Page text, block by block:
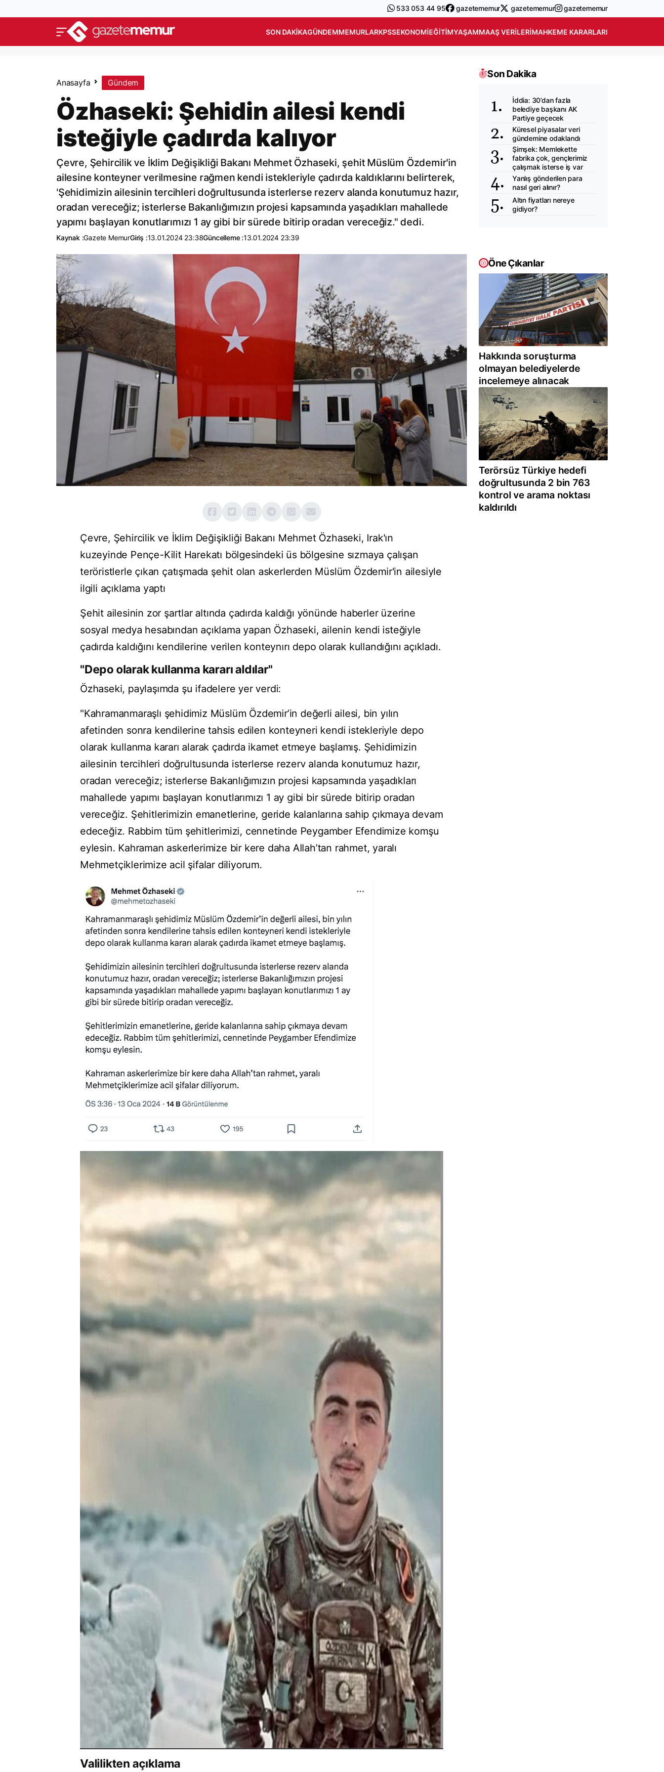
533 053 44 95 gazetememur gazetememur gazetememur
SON DAKIKAGÜNDEMMEMURLARKPSSEKONOMIEĞITIMYAŞAMMAAŞ VERILERIMAHKEME KARARLARI
Anasayfa Gündem
Özhaseki: Şehidin ailesi kendi
isteğiyle çadırda kalıyor
Çevre, Şehircilik ve İklim Değişikliği Bakanı Mehmet Özhaseki, şehit Müslüm Özdemir'in
ailesine konteyner verilmesine rağmen kendi istekleriyle çadırda kaldıklarını belirterek,
'Şehidimizin ailesinin tercihleri doğrultusunda isterlerse rezerv alanda konutumuz hazır,
oradan vereceğiz; isterlerse Bakanlığımızın projesi kapsamında yaşadıkları mahallede
yapımı başlayan konutlarımızı 1 ay gibi bir sürede bitirip oradan vereceğiz." dedi.
Kaynak :Gazete MemurGiriş :13.01.2024 23:38Güncelleme :13.01.2024 23:39
Çevre, Şehircilik ve İklim Değişikliği Bakanı Mehmet Özhaseki, Irak'ın
kuzeyinde Pençe-Kilit Harekatı bölgesindeki üs bölgesine sızmaya çalışan
teröristlerle çıkan çatışmada şehit olan askerlerden Müslüm Özdemir'in ailesiyle
ilgili açıklama yaptı
Şehit ailesinin zor şartlar altında çadırda kaldığı yönünde haberler üzerine
sosyal medya hesabından açıklama yapan Özhaseki, ailenin kendi isteğiyle
çadırda kaldığını kendilerine verilen konteynırı depo olarak kullandığını açıkladı.
"Depo olarak kullanma kararı aldılar"
Özhaseki, paylaşımda şu ifadelere yer verdi:
"Kahramanmaraşlı şehidimiz Müslüm Özdemir’in değerli ailesi, bin yılın
afetinden sonra kendilerine tahsis edilen konteyneri kendi istekleriyle depo
olarak kullanma kararı alarak çadırda ikamet etmeye başlamış. Şehidimizin
ailesinin tercihleri doğrultusunda isterlerse rezerv alanda konutumuz hazır,
oradan vereceğiz; isterlerse Bakanlığımızın projesi kapsamında yaşadıkları
mahallede yapımı başlayan konutlarımızı 1 ay gibi bir sürede bitirip oradan
vereceğiz. Şehitlerimizin emanetlerine, geride kalanlarına sahip çıkmaya devam
edeceğiz. Rabbim tüm şehitlerimizi, cennetinde Peygamber Efendimize komşu
eylesin. Kahraman askerlerimize bir kere daha Allah’tan rahmet, yaralı
Mehmetçiklerimize acil şifalar diliyorum.
Valilikten açıklama
Son Dakika
İddia: 30’dan fazla
belediye başkanı AK
Partiye geçecek
Küresel piyasalar veri
gündemine odaklandı
Şimşek: Memlekette
fabrika çok, gençlerimiz
çalışmak isterse iş var
Yanlış gönderilen para
nasıl geri alınır?
Altın fiyatları nereye
gidiyor?
Öne Çıkanlar
Hakkında soruşturma
olmayan belediyelerde
incelemeye alınacak
Terörsüz Türkiye hedefi
doğrultusunda 2 bin 763
kontrol ve arama noktası
kaldırıldı